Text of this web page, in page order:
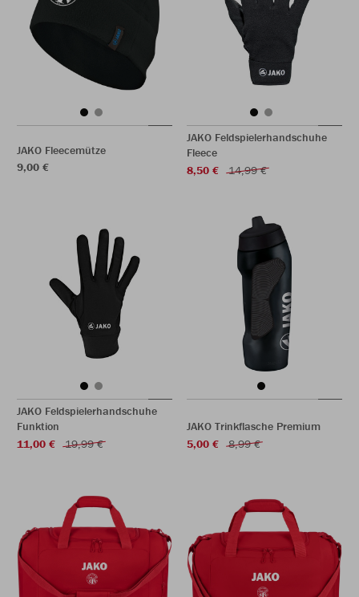
JAKO Fleecemütze
9,00 €
JAKO Feldspielerhandschuhe
Fleece
8,50 €
14,99 €
JAKO Feldspielerhandschuhe
Funktion
11,00 €
19,99 €
JAKO Trinkflasche Premium
5,00 €
8,99 €